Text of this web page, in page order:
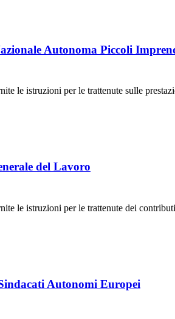
Autonoma Piccoli
le istruzioni per le trattenute sulle
del Lavoro
le istruzioni per le trattenute dei
Autonomi Europei